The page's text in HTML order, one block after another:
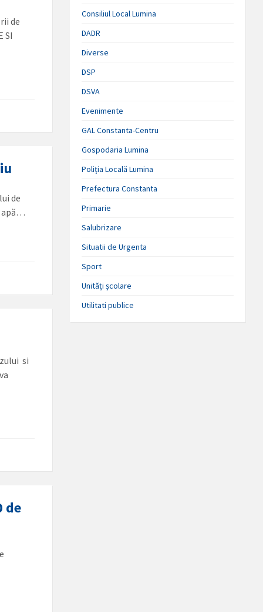
de
SI
de
apă…
si
de
Consiliul Local Lumina
DADR
Diverse
DSP
DSVA
Evenimente
GAL Constanta-Centru
Gospodaria Lumina
Poliția Locală Lumina
Prefectura Constanta
Primarie
Salubrizare
Situatii de Urgenta
Sport
Unități școlare
Utilitati publice